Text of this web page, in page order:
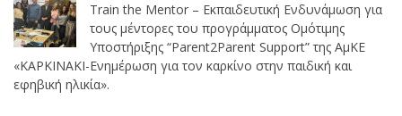
Train the Mentor – Εκπαιδευτική Ενδυνάμωση για
τους μέντορες του προγράμματος Ομότιμης
Υποστήριξης “Parent2Parent Support” της ΑμΚΕ
«ΚΑΡΚΙΝΑΚΙ-Ενημέρωση για τον καρκίνο στην παιδική και
εφηβική ηλικία».